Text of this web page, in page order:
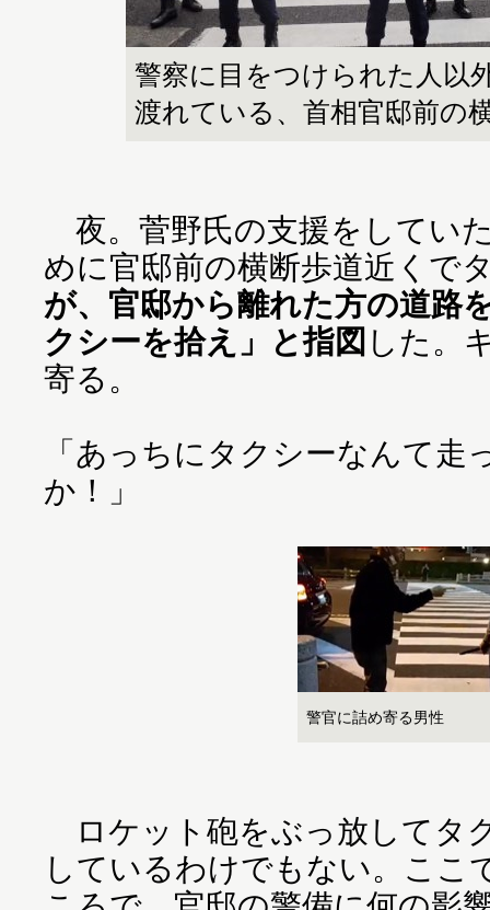
警察に目をつけられた人以
渡れている、首相官邸前の
夜。菅野氏の支援をしてい
めに官邸前の横断歩道近くで
が、官邸から離れた方の道路
クシーを拾え」と指図 した。
寄る。
「あっちにタクシーなんて走
か！」
警官に詰め寄る男性
ロケット砲をぶっ放してタ
しているわけでもない。ここ